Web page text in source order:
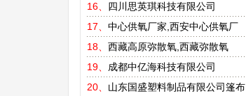
16、 四川思英琪科技有限公司
17、 中心供氧厂家,西安中心供氧厂
18、 西藏高原弥散氧,西藏弥散氧
19、 成都中亿海科技有限公司
20、 山东国盛塑料制品有限公司篷布